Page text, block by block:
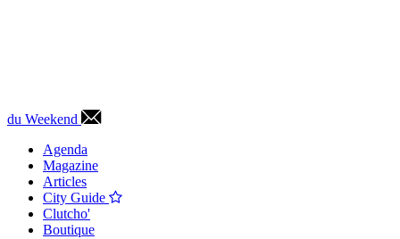
du Weekend
Agenda
Magazine
Articles
City Guide
Clutcho'
Boutique